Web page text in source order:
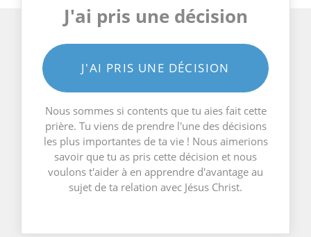
J'ai pris une décision
J'AI PRIS UNE DÉCISION
Nous sommes si contents que tu aies fait cette
prière. Tu viens de prendre l'une des décisions
les plus importantes de ta vie ! Nous aimerions
savoir que tu as pris cette décision et nous
voulons t'aider à en apprendre d'avantage au
sujet de ta relation avec Jésus Christ.